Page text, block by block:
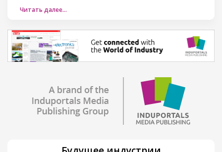
Читать далее…